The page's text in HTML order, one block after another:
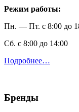
Режим работы:
Пн. — Пт. с 8:00 до
Сб. с 8:00 до 14:00
Подробнее…
Бренды